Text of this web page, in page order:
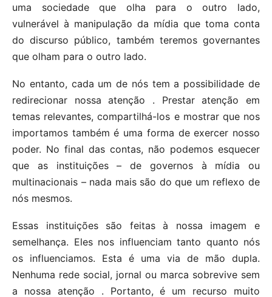
uma sociedade que olha para o outro lado,
vulnerável à manipulação da mídia que toma conta
do discurso público, também teremos governantes
que olham para o outro lado.
No entanto, cada um de nós tem a possibilidade de
redirecionar nossa atenção . Prestar atenção em
temas relevantes, compartilhá-los e mostrar que nos
importamos também é uma forma de exercer nosso
poder. No final das contas, não podemos esquecer
que as instituições – de governos à mídia ou
multinacionais – nada mais são do que um reflexo de
nós mesmos.
Essas instituições são feitas à nossa imagem e
semelhança. Eles nos influenciam tanto quanto nós
os influenciamos. Esta é uma via de mão dupla.
Nenhuma rede social, jornal ou marca sobrevive sem
a nossa atenção . Portanto, é um recurso muito